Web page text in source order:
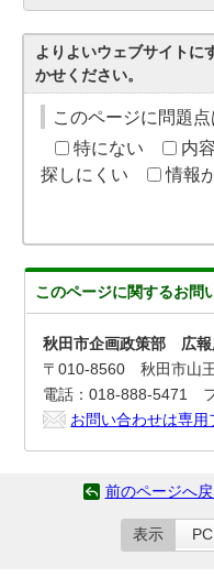
よりよいウェブサイトに
かせください。
このページに問題
特にない
内
探しにくい
情報
このページに関するお問
秋田市企画政策部 広報
〒010-8560 秋田市山
電話：018-888-5471
お問い合わせは専用
前のページへ
表示 PC